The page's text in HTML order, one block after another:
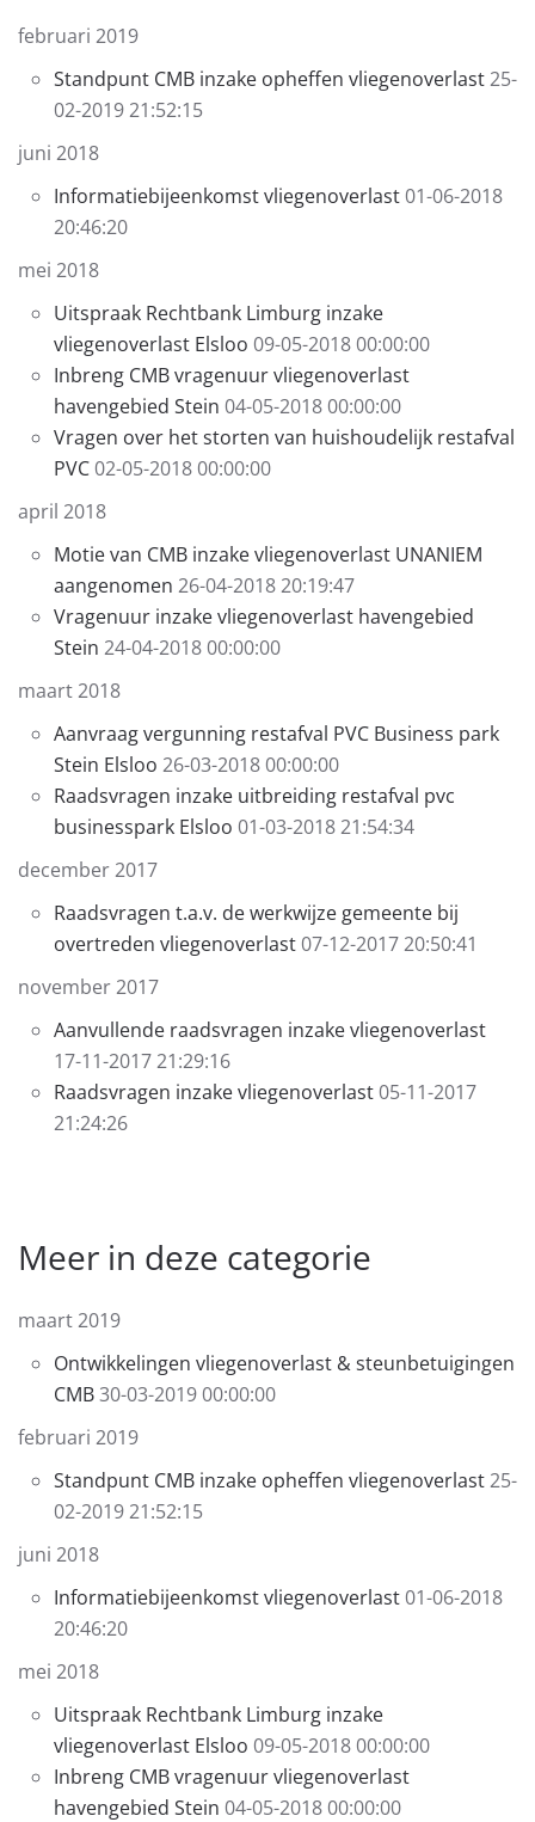
februari 2019
Standpunt CMB inzake opheffen vliegenoverlast25-
02-2019 21:52:15
juni 2018
Informatiebijeenkomst vliegenoverlast01-06-2018
20:46:20
mei 2018
Uitspraak Rechtbank Limburg inzake
vliegenoverlast Elsloo 09-05-2018 00:00:00
Inbreng CMB vragenuur vliegenoverlast
havengebied Stein 04-05-2018 00:00:00
Vragen over het storten van huishoudelijk restafval
PVC02-05-2018 00:00:00
april 2018
Motie van CMB inzake vliegenoverlast UNANIEM
aangenomen 26-04-2018 20:19:47
Vragenuur inzake vliegenoverlast havengebied
Stein 24-04-2018 00:00:00
maart 2018
Aanvraag vergunning restafval PVC Business park
Stein Elsloo 26-03-2018 00:00:00
Raadsvragen inzake uitbreiding restafval pvc
businesspark Elsloo 01-03-2018 21:54:34
december 2017
Raadsvragen t.a.v. de werkwijze gemeente bij
overtreden vliegenoverlast07-12-2017 20:50:41
november 2017
Aanvullende raadsvragen inzake vliegenoverlast
17-11-2017 21:29:16
Raadsvragen inzake vliegenoverlast05-11-2017
21:24:26
Meer in deze categorie
maart 2019
Ontwikkelingen vliegenoverlast & steunbetuigingen
CMB30-03-2019 00:00:00
februari 2019
Standpunt CMB inzake opheffen vliegenoverlast25-
02-2019 21:52:15
juni 2018
Informatiebijeenkomst vliegenoverlast01-06-2018
20:46:20
mei 2018
Uitspraak Rechtbank Limburg inzake
vliegenoverlast Elsloo 09-05-2018 00:00:00
Inbreng CMB vragenuur vliegenoverlast
havengebied Stein 04-05-2018 00:00:00